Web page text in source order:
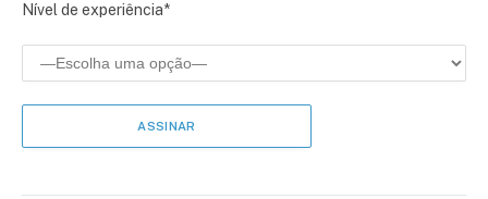
Nível de experiência*